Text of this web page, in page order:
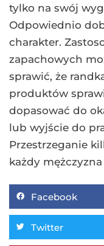
tylko na swój
Odpowiednio
charakter.
zapachowych
sprawić, że
produktów
dopasować do
lub wyjście do
Przestrzeganie
każdy
Facebook
Twitter